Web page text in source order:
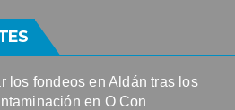
los fondeos en Aldán tras los
en O Con